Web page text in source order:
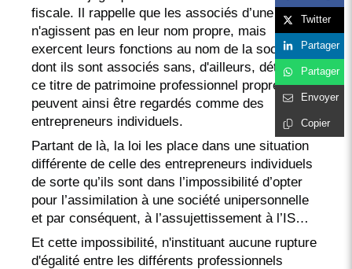
fiscale. Il rappelle que les associés d’une SEL
n'agissent pas en leur nom propre, mais
exercent leurs fonctions au nom de la société
dont ils sont associés sans, d'ailleurs, détenir à
ce titre de patrimoine professionnel propre. Ils ne
peuvent ainsi être regardés comme des
entrepreneurs individuels.
Partant de là, la loi les place dans une situation
différente de celle des entrepreneurs individuels
de sorte qu’ils sont dans l’impossibilité d’opter
pour l’assimilation à une société unipersonnelle
et par conséquent, à l’assujettissement à l’IS…
Et cette impossibilité, n'instituant aucune rupture
d'égalité entre les différents professionnels
Twitter
Partager
Partager
Envoyer
Copier